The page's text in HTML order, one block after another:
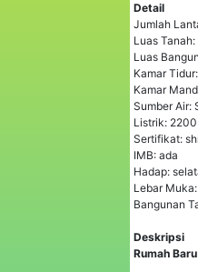
Detail
Jumlah
Luas Tanah:
Luas
Kamar
Kamar
Sumber Air:
Listrik: 2200
Sertifikat:
IMB: ada
Hadap:
Lebar
Bangunan
Deskripsi
Rumah